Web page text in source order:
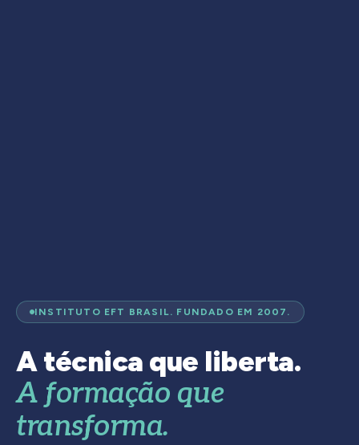
INSTITUTO EFT BRASIL. FUNDADO EM 2007.
A técnica que liberta.
A formação que
transforma.